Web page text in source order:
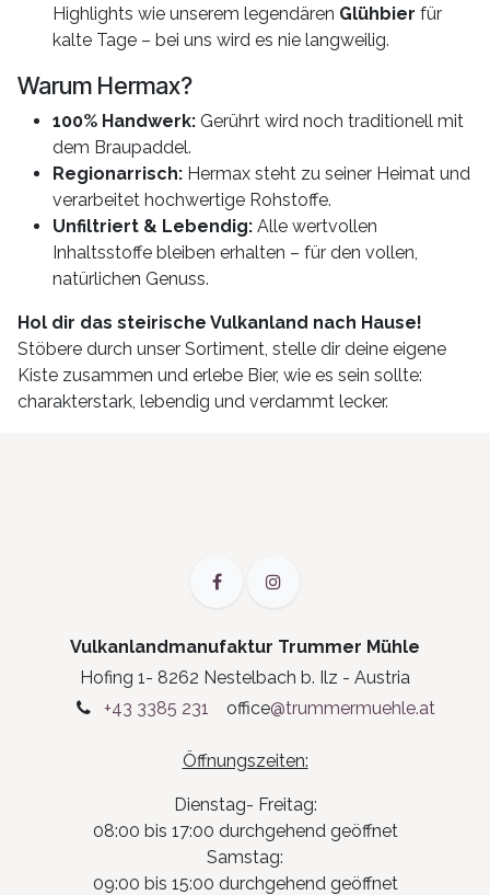
Highlights wie unserem legendären Glühbier für
kalte Tage – bei uns wird es nie langweilig.
Warum Hermax?
100% Handwerk: Gerührt wird noch traditionell mit
dem Braupaddel.
Regionarrisch: Hermax steht zu seiner Heimat und
verarbeitet hochwertige Rohstoffe.
Unfiltriert & Lebendig: Alle wertvollen
Inhaltsstoffe bleiben erhalten – für den vollen,
natürlichen Genuss.
Hol dir das steirische Vulkanland nach Hause!
Stöbere durch unser Sortiment, stelle dir deine eigene
Kiste zusammen und erlebe Bier, wie es sein sollte:
charakterstark, lebendig und verdammt lecker.
Vulkanlandmanufaktur Trummer Mühle
Hofing 1- 8262 Nestelbach b. Ilz - Austria
+43 3385 231
office@trummermuehle.at
Öffnungszeiten:
Dienstag- Freitag:
08:00 bis 17:00 durchgehend geöffnet
Samstag:
09:00 bis 15:00 durchgehend geöffnet